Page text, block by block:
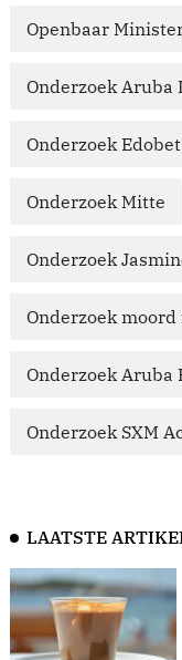
Openbaar
Onderzoek Aruba
Onderzoek Edobet
Onderzoek Mitte
Onderzoek
Onderzoek moord
Onderzoek Aruba
Onderzoek SXM
LAATSTE